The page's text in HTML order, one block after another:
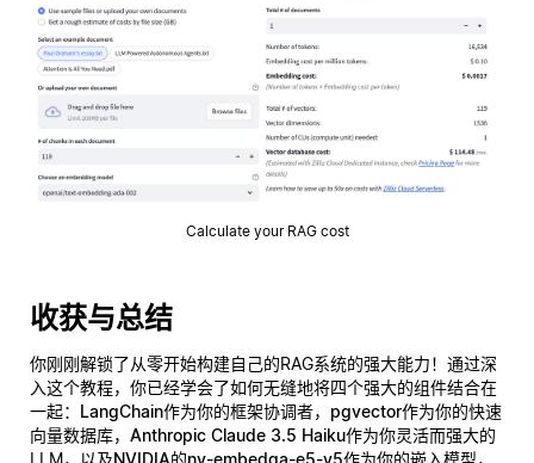
Calculate your RAG cost
收获与总结
你刚刚解锁了从零开始构建自己的RAG系统的强大能力！通过深
入这个教程，你已经学会了如何无缝地将四个强大的组件结合在
一起： LangChain作为你的框架协调者， pgvector作为你的快速
向量数据库， Anthropic Claude 3.5 Haiku作为你灵活而强大的
LLM，以及NVIDIA的nv-embedqa-e5-v5作为你的嵌入模型，